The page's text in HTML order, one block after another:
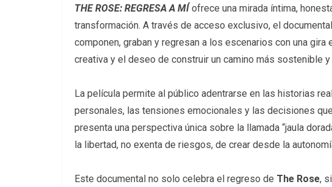
THE ROSE: REGRESA A MÍ ofrece una mirada íntima,
transformación. A través de acceso exclusivo, el
componen, graban y regresan a los escenarios con una
creativa y el deseo de construir un camino más sostenible
La película permite al público adentrarse en las historias
personales, las tensiones emocionales y las decisiones
presenta una perspectiva única sobre la llamada “jaula
la libertad, no exenta de riesgos, de crear desde la
Este documental no solo celebra el regreso de The Rose,